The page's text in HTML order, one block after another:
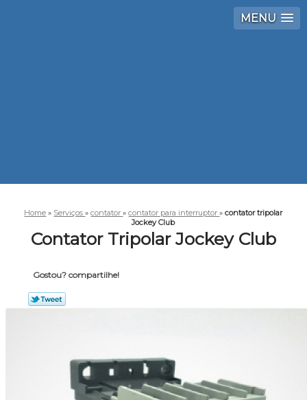
MENU
Home » Serviços»contator»contator para interruptor»contator tripolar
Jockey Club
Contator Tripolar Jockey Club
Gostou? compartilhe!